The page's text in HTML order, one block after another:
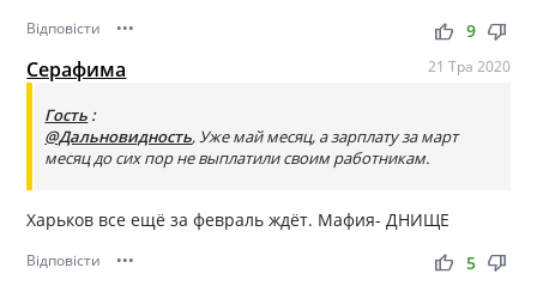
Відповісти ••• thumb_up thumb_down
9
Серафима 21 Тра 2020
Гость :
@Дальновидность, Уже май месяц, а зарплату за март
месяц до сих пор не выплатили своим работникам.
Харьков все ещё за февраль ждёт. Мафия- ДНИЩЕ
Відповісти ••• thumb_up thumb_down
5